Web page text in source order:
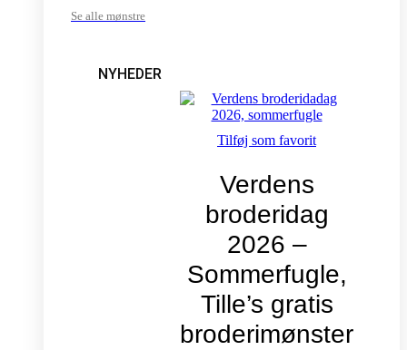
Se alle mønstre
NYHEDER
Tilføj som favorit
Verdens
broderidag
2026 –
Sommerfugle,
Tille’s gratis
broderimønster